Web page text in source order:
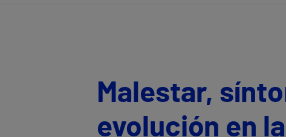
Malestar,
evolución en